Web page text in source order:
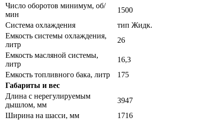
Число оборотов минимум, об/
мин
1500
Система охлаждения
тип Жидк.
Емкость системы охлаждения,
литр
26
Емкость масляной системы,
литр
16,3
Емкость топливного бака, литр
175
Габариты и вес
Длина с нерегулируемым
дышлом, мм
3947
Ширина на шасси, мм
1716